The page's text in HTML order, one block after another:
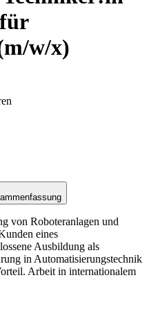
w/x)
von Roboteranlagen und
eines
Ausbildung als
in Automatisierungstechnik
Arbeit in internationalem